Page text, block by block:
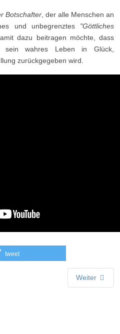
Botschafter , der alle Menschen an
und unbegrenztes "Göttliches
dazu beitragen möchte, dass
sein wahres Leben in Glück,
zurückgegeben wird.
tweet
Weiter